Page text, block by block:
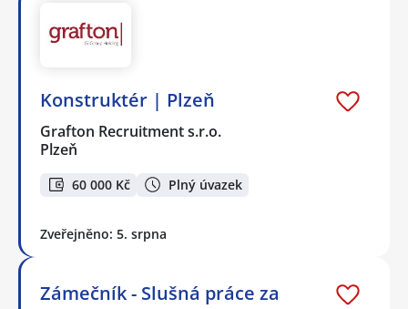
Konstruktér | Plzeň
Grafton Recruitment s.r.o.
Plzeň
60 000 Kč Plný úvazek
Zveřejněno: 5. srpna
Zámečník - Slušná práce za